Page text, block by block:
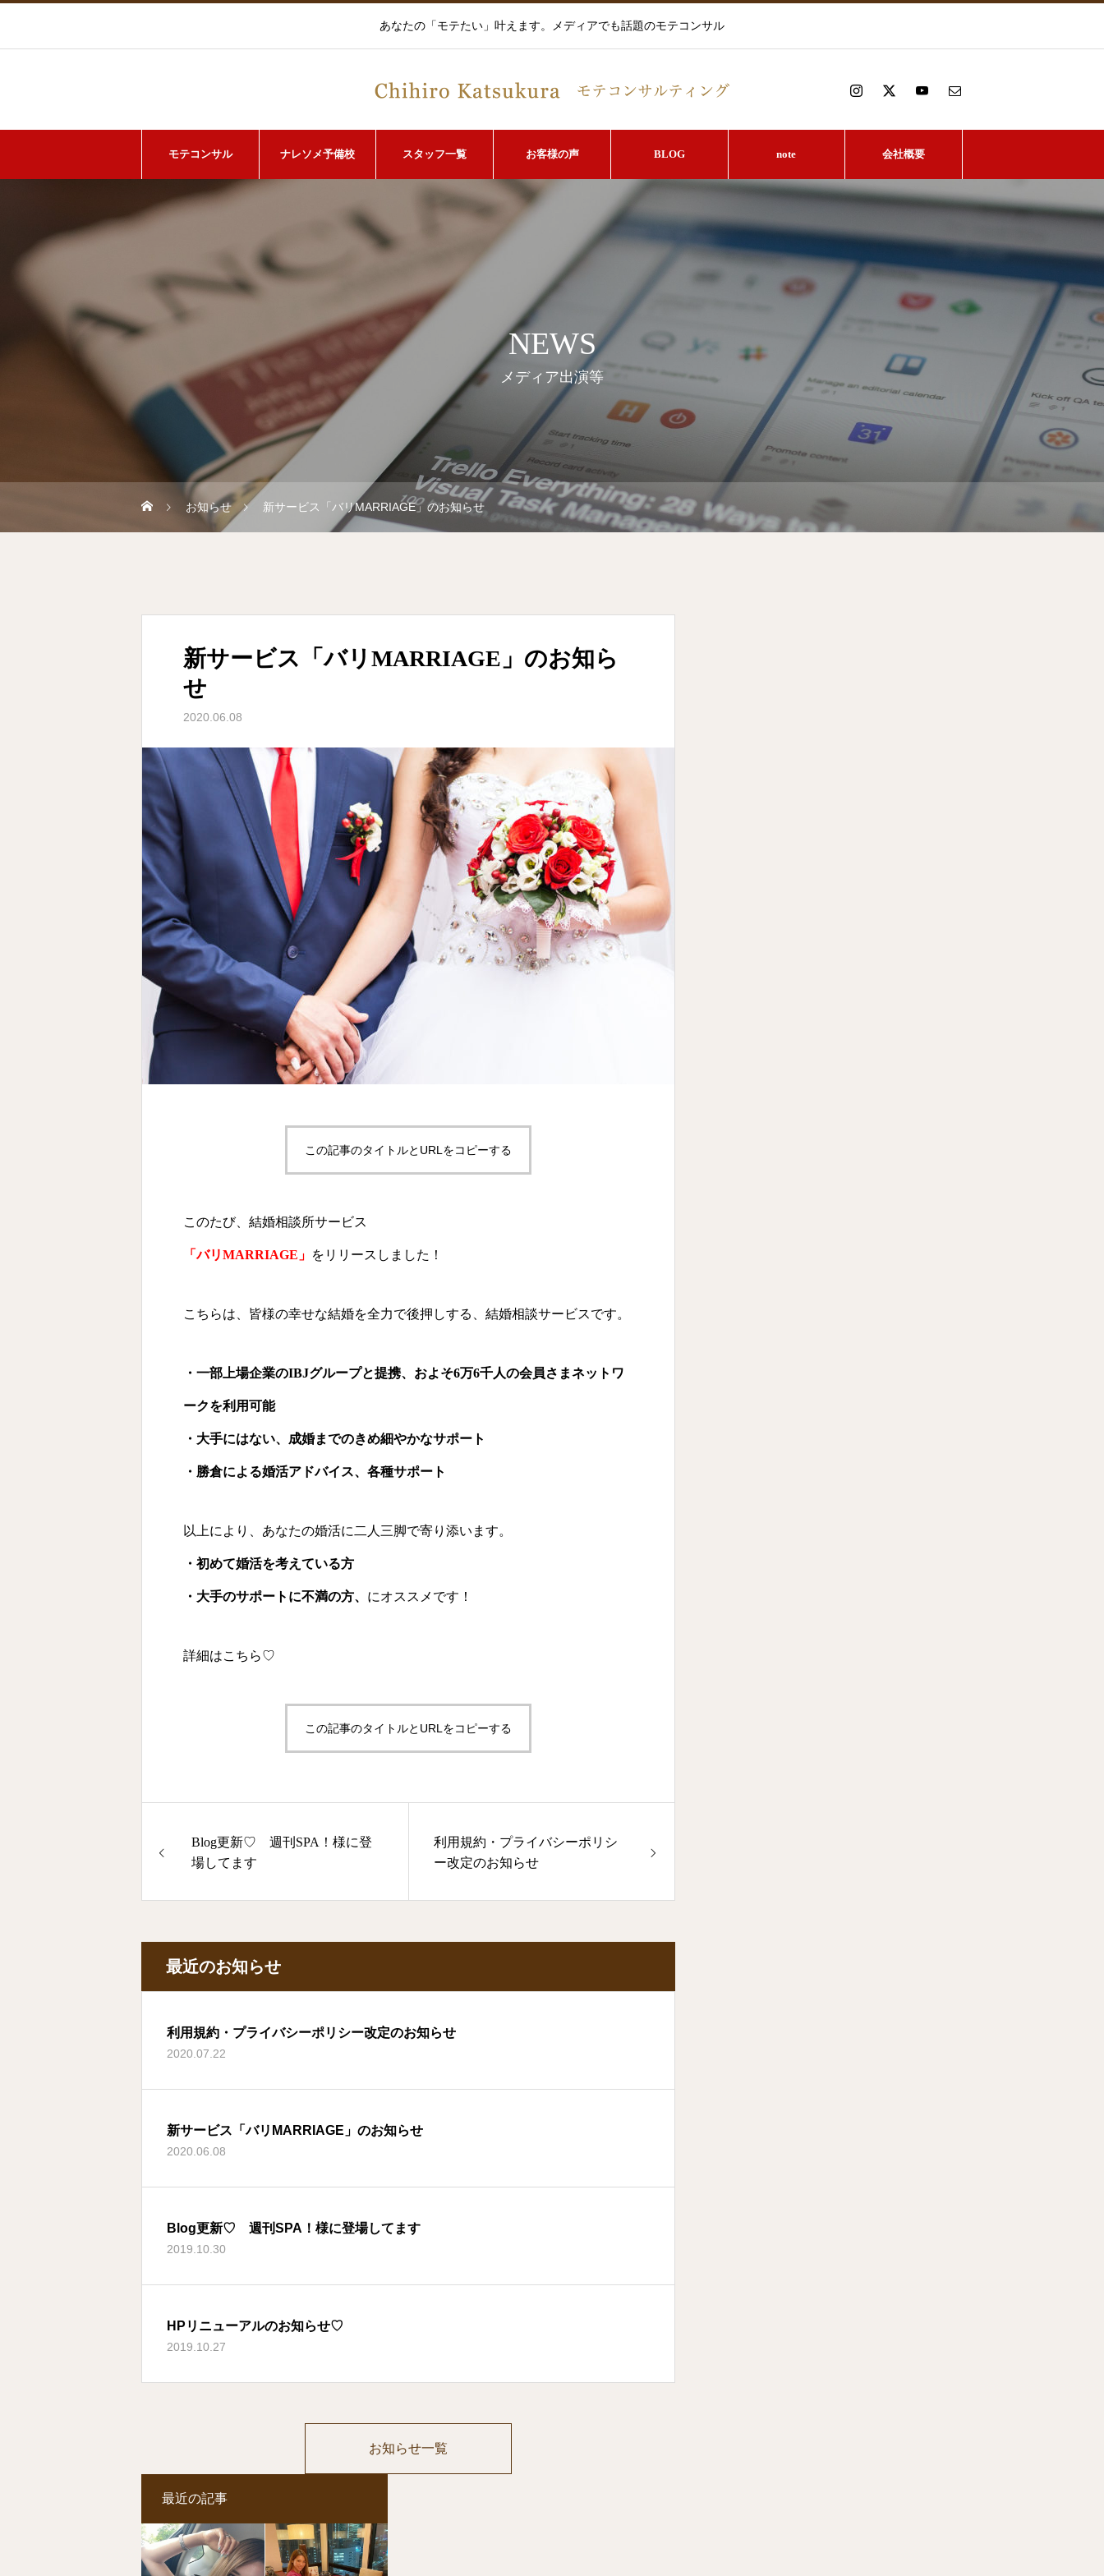
あなたの「モテたい」叶えます。メディアでも話題のモテコンサル
モテコンサル ナレソメ予備校 スタッフ一覧 お客様の声 BLOG note 会社概要
NEWS
メディア出演等
お知らせ 新サービス「バリMARRIAGE」のお知らせ
新サービス「バリMARRIAGE」のお知ら
せ
2020.06.08
この記事のタイトルとURLをコピーする
このたび、結婚相談所サービス
「バリMARRIAGE」 をリリースしました！
こちらは、皆様の幸せな結婚を全力で後押しする、結婚相談サービスです。
・一部上場企業のIBJグループと提携、およそ6万6千人の会員さまネットワ
ークを利用可能
・大手にはない、成婚までのきめ細やかなサポート
・勝倉による婚活アドバイス、各種サポート
以上により、あなたの婚活に二人三脚で寄り添います。
・初めて婚活を考えている方
・大手のサポートに不満の方、 にオススメです！
詳細はこちら♡
この記事のタイトルとURLをコピーする
Blog更新♡ 週刊SPA！様に登
場してます
利用規約・プライバシーポリシ
ー改定のお知らせ
最近のお知らせ
利用規約・プライバシーポリシー改定のお知らせ
2020.07.22
新サービス「バリMARRIAGE」のお知らせ
2020.06.08
Blog更新♡ 週刊SPA！様に登場してます
2019.10.30
HPリニューアルのお知らせ♡
2019.10.27
お知らせ一覧
最近の記事